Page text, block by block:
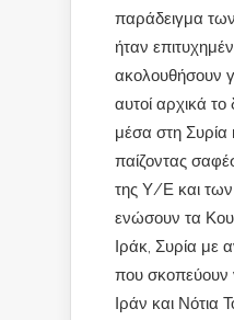
παράδειγμα
ήταν
ακολουθήσουν
αυτοί αρχικά το
μέσα στη Συρία
παίζοντας
της Υ/Ε και
ενώσουν τα
Ιράκ, Συρία με
που σκοπεύουν
Ιράν και Νότια